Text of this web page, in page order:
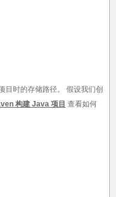
目时的存储路径。 假设我们创
构建 Java 项目 查看如何